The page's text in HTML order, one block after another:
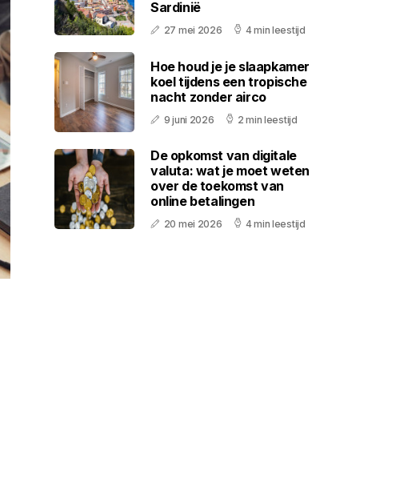
Sardinië
27 mei 2026 4 min leestijd
Hoe houd je je slaapkamer
koel tijdens een tropische
nacht zonder airco
9 juni 2026 2 min leestijd
De opkomst van digitale
valuta: wat je moet weten
over de toekomst van
online betalingen
20 mei 2026 4 min leestijd